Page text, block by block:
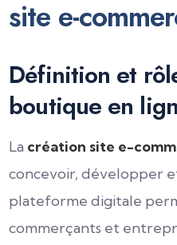
site e-
Définition et
boutique en
La création site e-
concevoir, développer
plateforme digitale
commerçants et